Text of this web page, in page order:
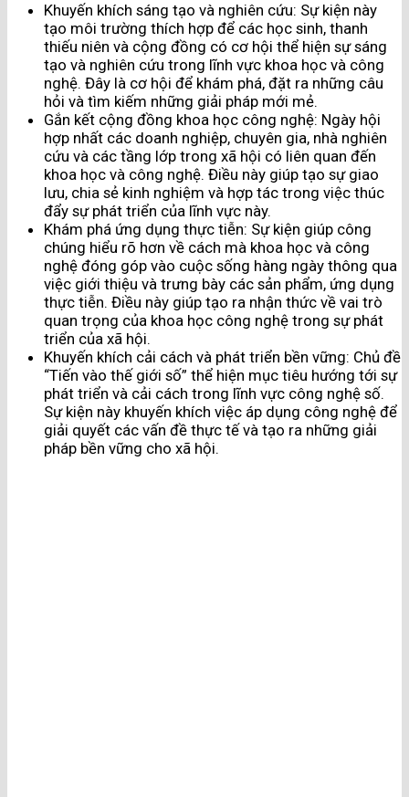
Khuyến khích sáng tạo và nghiên cứu: Sự kiện này
tạo môi trường thích hợp để các học sinh, thanh
thiếu niên và cộng đồng có cơ hội thể hiện sự sáng
tạo và nghiên cứu trong lĩnh vực khoa học và công
nghệ. Đây là cơ hội để khám phá, đặt ra những câu
hỏi và tìm kiếm những giải pháp mới mẻ.
Gắn kết cộng đồng khoa học công nghệ: Ngày hội
hợp nhất các doanh nghiệp, chuyên gia, nhà nghiên
cứu và các tầng lớp trong xã hội có liên quan đến
khoa học và công nghệ. Điều này giúp tạo sự giao
lưu, chia sẻ kinh nghiệm và hợp tác trong việc thúc
đẩy sự phát triển của lĩnh vực này.
Khám phá ứng dụng thực tiễn: Sự kiện giúp công
chúng hiểu rõ hơn về cách mà khoa học và công
nghệ đóng góp vào cuộc sống hàng ngày thông qua
việc giới thiệu và trưng bày các sản phẩm, ứng dụng
thực tiễn. Điều này giúp tạo ra nhận thức về vai trò
quan trọng của khoa học công nghệ trong sự phát
triển của xã hội.
Khuyến khích cải cách và phát triển bền vững: Chủ đề
“Tiến vào thế giới số” thể hiện mục tiêu hướng tới sự
phát triển và cải cách trong lĩnh vực công nghệ số.
Sự kiện này khuyến khích việc áp dụng công nghệ để
giải quyết các vấn đề thực tế và tạo ra những giải
pháp bền vững cho xã hội.